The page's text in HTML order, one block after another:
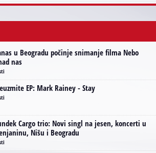
u Beogradu počinje snimanje filma Nebo
nas
EP: Mark Rainey - Stay
Cargo trio: Novi singl na jesen, koncerti u
Nišu i Beogradu